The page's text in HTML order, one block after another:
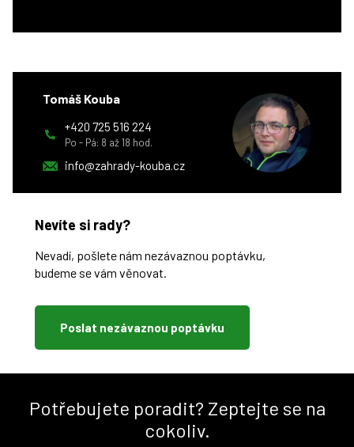
Tomáš Kouba
+420 725 516 224
Po - Pá: 8 až 18 hod.
info@zahrady-kouba.cz
Nevíte si rady?
Nevadí, pošlete nám nezávaznou poptávku,
budeme se vám věnovat.
Poslat nezávaznou poptávku
Potřebujete poradit? Zeptejte se na
cokoliv.